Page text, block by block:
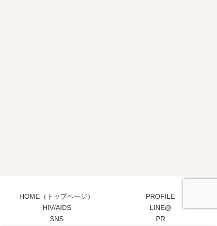
HOME（トップページ）
PROFILE
HIV/AIDS
LINE@
SNS
PR